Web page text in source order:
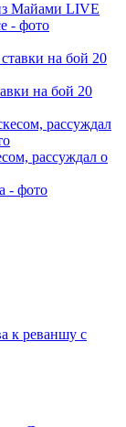
Майами LIVE
на бой 20
рассуждал о
к реваншу с